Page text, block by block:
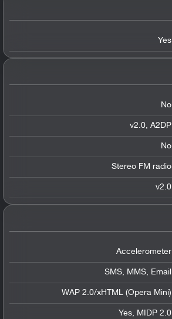
Yes
No
v2.0, A2DP
No
Stereo FM radio
v2.0
Accelerometer
SMS, MMS, Email
WAP 2.0/xHTML (Opera Mini)
Yes, MIDP 2.0